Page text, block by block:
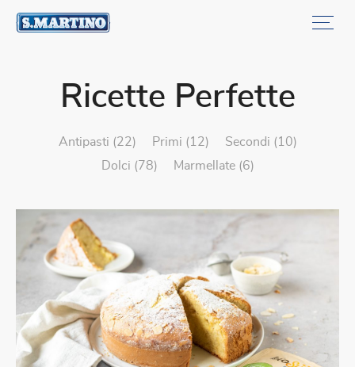
Ricette Perfette
antipasti (22) primi (12)
secondi (10)
dolci (78)
marmellate (6)